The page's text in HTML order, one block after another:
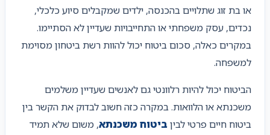
או בת זוג שתלויים בהכנסה, ילדים שמקבלים סיוע כלכלי,
נכדים, עסק משפחתי או התחייבויות שעדיין לא הסתיימו.
במקרים כאלה, סכום ביטוח יכול להוות רשת ביטחון מסוימת
למשפחה.
הביטוח יכול להיות רלוונטי גם לאנשים שעדיין משלמים
משכנתא או הלוואות. במקרה כזה חשוב לבדוק את הקשר בין
ביטוח חיים פרטי לביןביטוח משכנתא, משום שלא תמיד